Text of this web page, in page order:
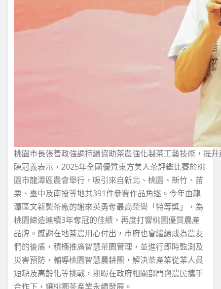
桃園市長張善政強調持續協助茶農強化製茶工藝技術，提
陳冠義表示，2025年全國優質東方美人茶評鑑比賽於桃
園市龍潭區農會舉行，吸引來自新北、桃園、新竹、苗
栗、臺中及南投等地共391件參賽作品角逐。今年由龍
潭區文新製茶廠的謝來英勇奪最高榮譽「特等獎」，為
桃園締造連續3年奪冠的佳績，再度打響桃園優質農產
品牌。感謝在地茶農用心付出，市府也會繼續成為農友
們的後盾，積極推廣智慧茶園管理，並進行即時監測及
災害預防，輔導桃園智慧農耕團，解決茶產業從業人員
短缺及高齡化等挑戰，期盼在政府相關部門與農民攜手
合作下，讓桃園茶產業永續發展。